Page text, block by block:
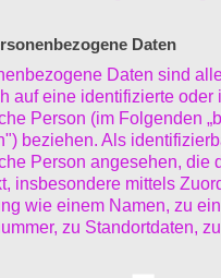
Daten
Daten sind
auf eine identifizierte oder
Person (im Folgenden
beziehen. Als
Person angesehen, die
insbesondere mittels
wie einem Namen, zu
zu Standortdaten,